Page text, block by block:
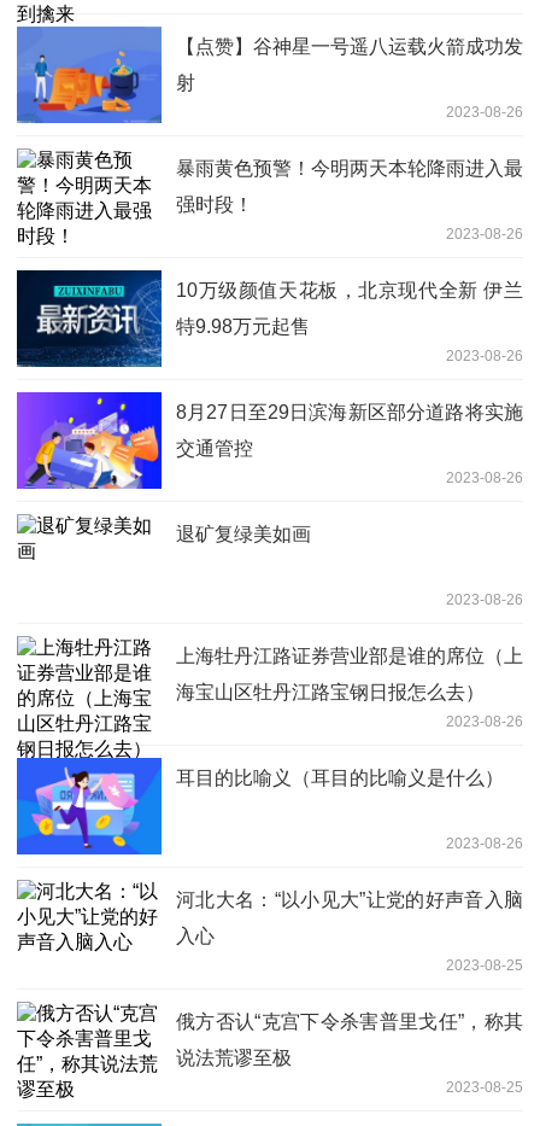
【点赞】谷神星一号遥八运载火箭成功发
射
2023-08-26
暴雨黄色预警！今明两天本轮降雨进入最
强时段！
2023-08-26
10万级颜值天花板，北京现代全新 伊兰
特9.98万元起售
2023-08-26
8月27日至29日滨海新区部分道路将实施
交通管控
2023-08-26
退矿复绿美如画
2023-08-26
上海牡丹江路证券营业部是谁的席位（上
海宝山区牡丹江路宝钢日报怎么去）
2023-08-26
耳目的比喻义（耳目的比喻义是什么）
2023-08-26
河北大名：“以小见大”让党的好声音入脑
入心
2023-08-25
俄方否认“克宫下令杀害普里戈任”，称其
说法荒谬至极
2023-08-25